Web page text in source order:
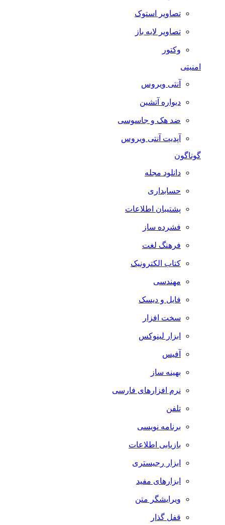
تصاویر استوک
تصاویر لایه باز
وکتور
آنتی ویروس
دیواره آتشین
ضد هک و جاسوسی
آپدیت آنتی ویروس
گوناگون
دانلود مجله
حسابداری
پشتیبان اطلاعات
فشرده ساز
فرهنگ لغت
کتاب الکترونیک
مهندسی
فایل و دیسک
سخت افزار
ابزار لینوکس
آفیس
بهینه ساز
نرم افزارهای فارسی
تلفن
برنامه نویسی
بازیابی اطلاعات
ابزار رجیستری
ابزارهای مفید
ویرایشگر متن
قفل گذار